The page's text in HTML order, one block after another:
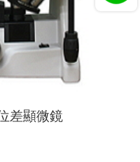
差顯微鏡